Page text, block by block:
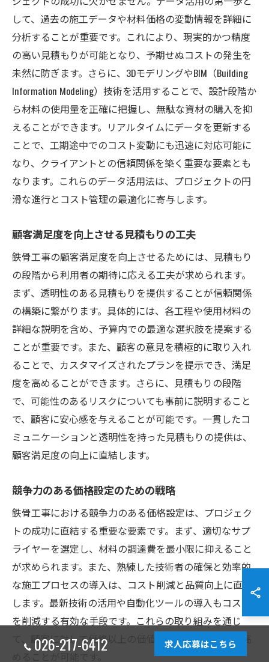
して、過去の施工データや材料価格の変動情報を詳細に
分析することが重要です。これにより、現実的かつ精度
の高い見積もりが可能となり、予期せぬコストの発生を
未然に防ぎます。さらに、3DモデリングやBIM（Building
Information Modeling）技術を活用することで、設計段階か
ら材料の使用量を正確に把握し、無駄な資材の購入を抑
えることができます。リアルタイムにデータを更新する
ことで、工期途中でのコスト変動にも迅速に対応可能に
なり、クライアントとの信頼関係を築く重要な要素とも
なります。これらのデータ活用法は、プロジェクトの円
滑な進行とコスト管理の最適化に寄与します。
顧客満足度を向上させる見積もりの工夫
鉄骨工事の顧客満足度を向上させるためには、見積もり
の段階から利用者の期待に応える工夫が求められます。
まず、透明性のある見積もりを提供することが信頼関係
の構築に繋がります。具体的には、各工程や使用材料の
詳細な説明を含め、予算内での最適な選択肢を提案する
ことが重要です。また、顧客の意見を積極的に取り入れ
ることで、カスタマイズされたプランを提示でき、満足
度を高めることができます。さらに、見積もりの段階
で、可能性のあるリスクについても事前に説明すること
で、顧客に安心感を与えることが可能です。一貫したコ
ミュニケーションと透明性を持った見積もりの提供は、
顧客満足度の向上に直結します。
競争力のある価格設定のための戦略
鉄骨工事における競争力のある価格設定は、プロジェク
トの成功に直結する重要な要素です。まず、適切なサプ
ライヤーを選定し、材料の調達費を最小限に抑えること
が求められます。また、熟練した技術者の確保と効率的
な施工プロセスの導入は、コスト削減と品質向上に直結
します。最新技術の活用や自動化ツールの導入もコスト
を削減する有効な手段です。これらの取り組みを通じ
て、顧客に対して価格以上の価値を提供し、信頼感を高
026-217-6412 求人応募はこちら